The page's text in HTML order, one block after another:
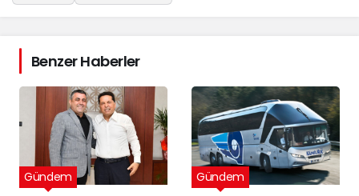
Benzer Haberler
Gündem Gündem